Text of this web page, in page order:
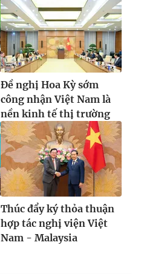
Đề nghị Hoa Kỳ sớm
công nhận Việt Nam là
nền kinh tế thị trường
Thúc đẩy ký thỏa thuận
hợp tác nghị viện Việt
Nam - Malaysia